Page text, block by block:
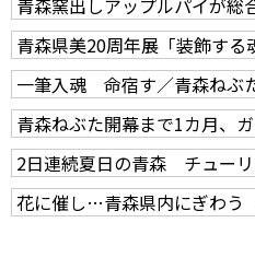
青森県美20周年展「装飾する
一筆入魂 命宿す／青森ねぶ
青森ねぶた開幕まで1カ月、
2日連続夏日の青森 チューリ
花に催し…青森県内にぎわう